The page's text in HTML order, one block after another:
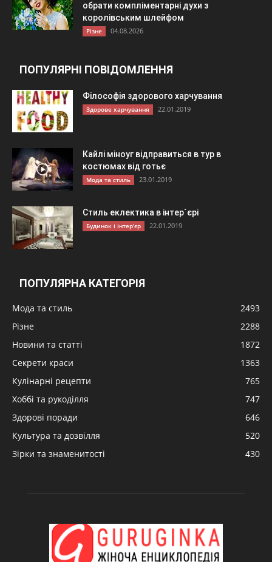
обрати компліментарні духи з
королівським шлейфом
Різне 04.08.2026
ПОПУЛЯРНІ ПОВІДОМЛЕННЯ
Філософія здорового харчування
Здорове харчування 22.01.2019
Кайлі міноуг відправиться в тур в
костюмах від готьє
Мода та стиль 23.01.2019
Стиль еклектика в інтер`єрі
Будинок і інтер'єр 22.01.2019
ПОПУЛЯРНА КАТЕГОРІЯ
Мода та стиль
2493
Різне
2288
Новини та статті
1872
Секрети краси
1363
Кулінарні рецепти
765
Хоббі та рукоділля
747
Здорові поради
646
Культура та дозвілля
520
Зірки та знаменитості
430